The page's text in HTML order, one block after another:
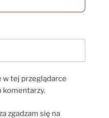
w tej przeglądarce
komentarzy.
zgadzam się na